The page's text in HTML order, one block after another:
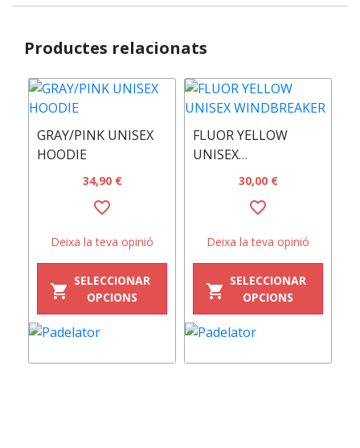
Padelator
Productes relacionats
GRAY/PINK UNISEX
HOODIE
34,90 €
favorite_border
Deixa la teva opinió
shopping_cart
SELECCIONAR
OPCIONS
FLUOR YELLOW
UNISEX
WINDBREAKER
30,00 €
favorite_border
Deixa la teva opinió
shopping_cart
SELECCIONAR
OPCIONS